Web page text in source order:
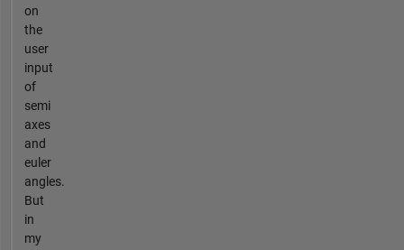
on
the
user
input
of
semi
axes
and
euler
angles.
But
in
my